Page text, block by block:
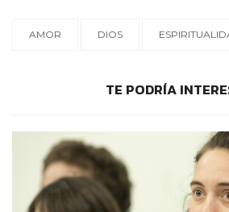
AMOR DIOS
TE PODRÍA